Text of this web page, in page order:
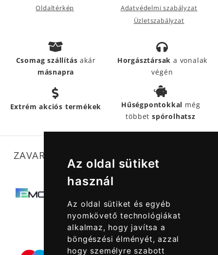
Az oldal sütiket
használ
Az oldal sütiket és egyéb
nyomkövető technológiákat
alkalmaz, hogy javítsa a
böngészési élményét, azzal
hogy személyre szabott
Oldaltérkép
Adatvédelmi szabályzat
Üzletszabályzat
Csomag szállításakár
másnapra
Horgásztársak a vonalak
végén
Extrém akciós termékek Hűségpontokkal még
többetspórolhatsz
ZAVARTALAN MŰKÖDÉSÜNKET SEGÍTIK